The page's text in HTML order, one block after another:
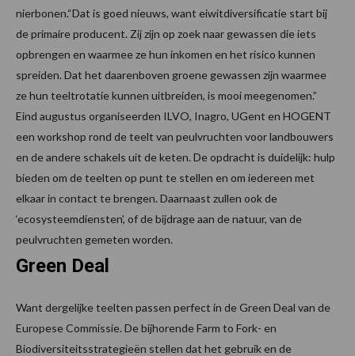
nierbonen.“Dat is goed nieuws, want eiwitdiversificatie start bij
de primaire producent. Zij zijn op zoek naar gewassen die iets
opbrengen en waarmee ze hun inkomen en het risico kunnen
spreiden. Dat het daarenboven groene gewassen zijn waarmee
ze hun teeltrotatie kunnen uitbreiden, is mooi meegenomen.”
Eind augustus organiseerden ILVO, Inagro, UGent en HOGENT
een workshop rond de teelt van peulvruchten voor landbouwers
en de andere schakels uit de keten. De opdracht is duidelijk: hulp
bieden om de teelten op punt te stellen en om iedereen met
elkaar in contact te brengen. Daarnaast zullen ook de
‘ecosysteemdiensten’, of de bijdrage aan de natuur, van de
peulvruchten gemeten worden.
Green Deal
Want dergelijke teelten passen perfect in de Green Deal van de
Europese Commissie. De bijhorende Farm to Fork- en
Biodiversiteitsstrategieën stellen dat het gebruik en de